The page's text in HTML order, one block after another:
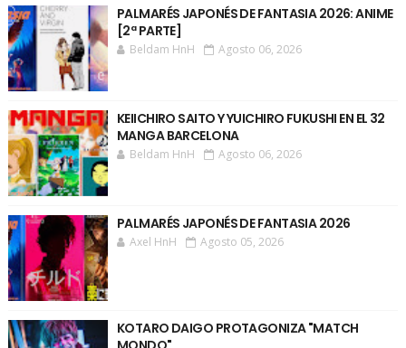
PALMARÉS JAPONÉS DE FANTASIA 2026: ANIME
[2ª PARTE]
Beldam HnH Agosto 06, 2026
KEIICHIRO SAITO Y YUICHIRO FUKUSHI EN EL 32
MANGA BARCELONA
Beldam HnH Agosto 06, 2026
PALMARÉS JAPONÉS DE FANTASIA 2026
Axel HnH Agosto 05, 2026
KOTARO DAIGO PROTAGONIZA "MATCH